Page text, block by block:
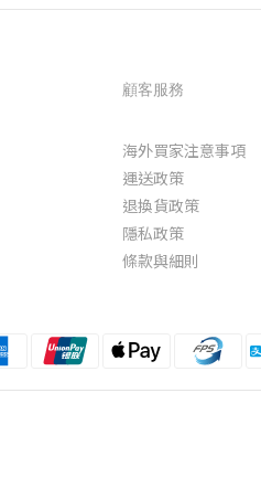
顧客服務
海外買家注意事項
運送政策
退換貨政策
隱私政策
條款與細則